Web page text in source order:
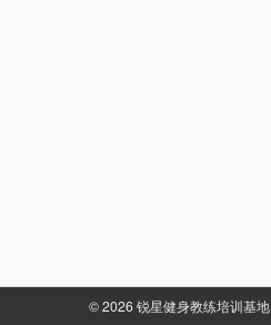
©2026 锐星健身教练培训基地